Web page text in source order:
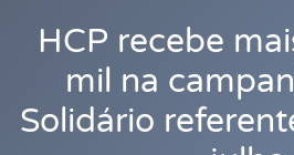
HCP recebe
mil na
Solidário